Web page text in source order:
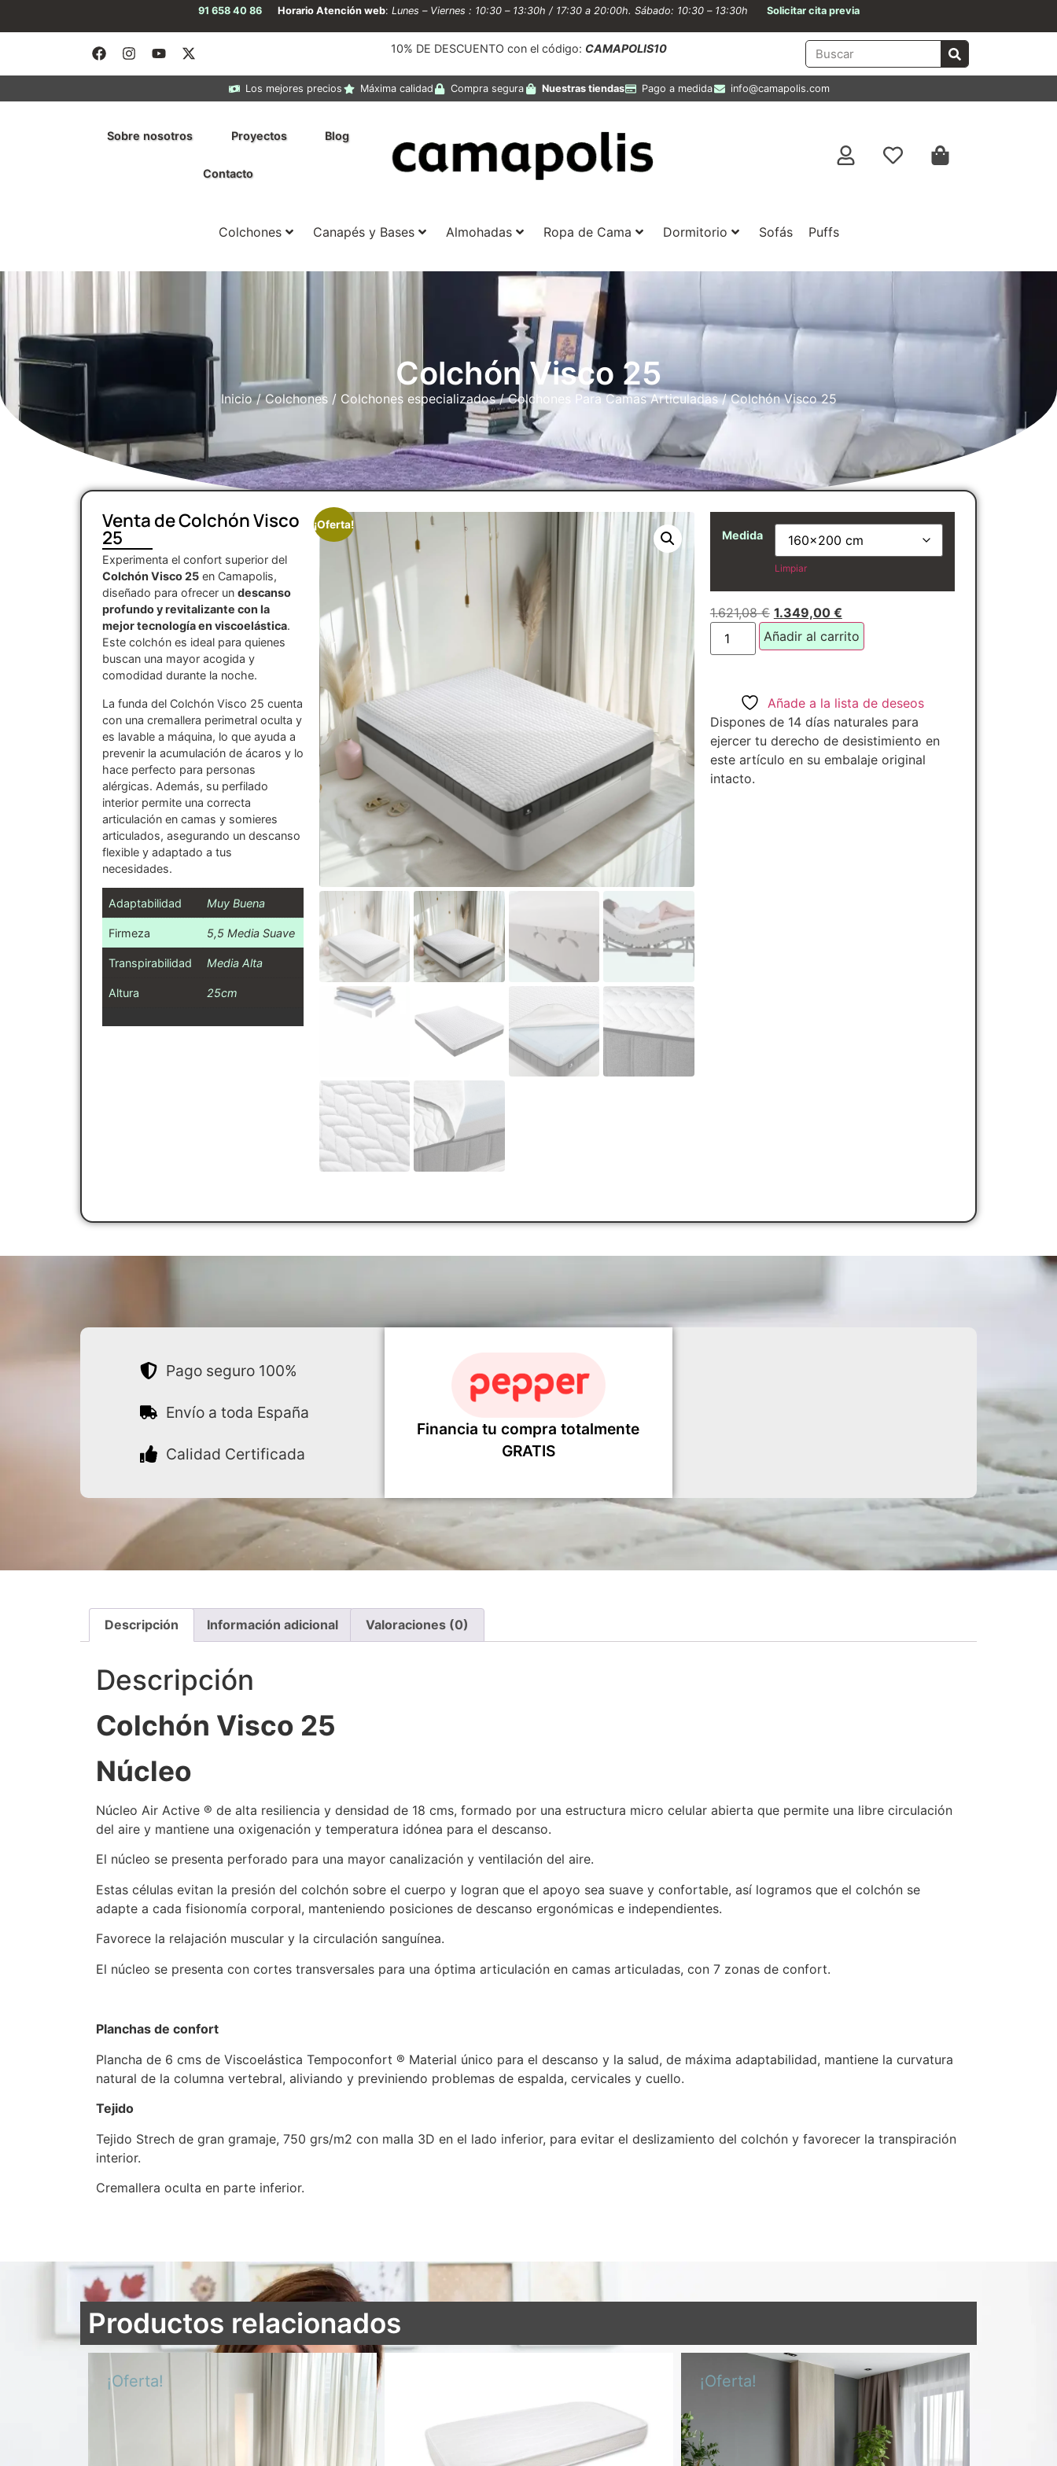
91 658 40 86 Horario Atención web: Lunes – Viernes : 10:30 – 13:30h / 17:30 a 20:00h. Sábado: 10:30 – 13:30h Solicitar cita previa
10% DE DESCUENTO con el código: CAMAPOLIS10
Los mejores precios Máxima calidad Compra segura Nuestras tiendas Pago a medida info@camapolis.com
Sobre nosotros Proyectos Blog
Contacto
Colchones Canapés y Bases Almohadas Ropa de Cama Dormitorio Sofás Puffs
Colchón Visco 25
Inicio/Colchones/ Colchones especializados/Colchones Para Camas Articuladas/ Colchón Visco 25
Venta de Colchón Visco
25
Experimenta el confort superior del
Colchón Visco 25 en Camapolis,
diseñado para ofrecer un descanso
profundo y revitalizante con la
mejor tecnología en viscoelástica.
Este colchón es ideal para quienes
buscan una mayor acogida y
comodidad durante la noche.
La funda del Colchón Visco 25 cuenta
con una cremallera perimetral oculta y
es lavable a máquina, lo que ayuda a
prevenir la acumulación de ácaros y lo
hace perfecto para personas
alérgicas. Además, su perfilado
interior permite una correcta
articulación en camas y somieres
articulados, asegurando un descanso
flexible y adaptado a tus
necesidades.
Adaptabilidad Muy Buena
Firmeza 5,5 Media Suave
Transpirabilidad Media Alta
Altura 25cm
¡Oferta!
Medida
Limpiar
1.621,08€ 1.349,00 €
Añadir al carrito
Añade a la lista de deseos
Dispones de 14 días naturales para
ejercer tu derecho de desistimiento en
este artículo en su embalaje original
intacto.
Pago seguro 100%
Envío a toda España
Calidad Certificada
Financia tu compra totalmente
GRATIS
Descripción Información adicional Valoraciones (0)
Descripción
Colchón Visco 25
Núcleo
Núcleo Air Active ® de alta resiliencia y densidad de 18 cms, formado por una estructura micro celular abierta que permite una libre circulación
del aire y mantiene una oxigenación y temperatura idónea para el descanso.
El núcleo se presenta perforado para una mayor canalización y ventilación del aire.
Estas células evitan la presión del colchón sobre el cuerpo y logran que el apoyo sea suave y confortable, así logramos que el colchón se
adapte a cada fisionomía corporal, manteniendo posiciones de descanso ergonómicas e independientes.
Favorece la relajación muscular y la circulación sanguínea.
El núcleo se presenta con cortes transversales para una óptima articulación en camas articuladas, con 7 zonas de confort.
Planchas de confort
Plancha de 6 cms de Viscoelástica Tempoconfort ® Material único para el descanso y la salud, de máxima adaptabilidad, mantiene la curvatura
natural de la columna vertebral, aliviando y previniendo problemas de espalda, cervicales y cuello.
Tejido
Tejido Strech de gran gramaje, 750 grs/m2 con malla 3D en el lado inferior, para evitar el deslizamiento del colchón y favorecer la transpiración
interior.
Cremallera oculta en parte inferior.
Productos relacionados
¡Oferta!
Colchón cuna Air Active antiahogo aloe vera 3D
¡Oferta!